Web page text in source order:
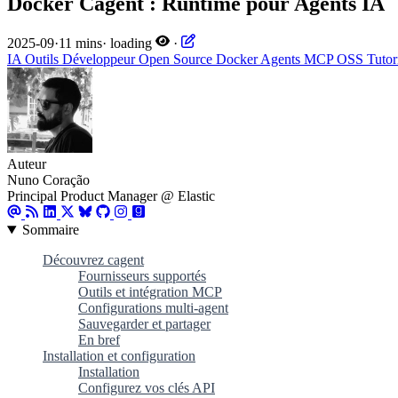
2025-09·11 mins· loading
·
IA Outils DéveloppeurOpen Source DockerAgents MCPOSS
Auteur
Nuno Coração
Principal Product Manager @ Elastic
Sommaire
Découvrez cagent
Fournisseurs supportés
Outils et intégration MCP
Configurations multi-agent
Sauvegarder et partager
En bref
Installation et configuration
Installation
Configurez vos clés API